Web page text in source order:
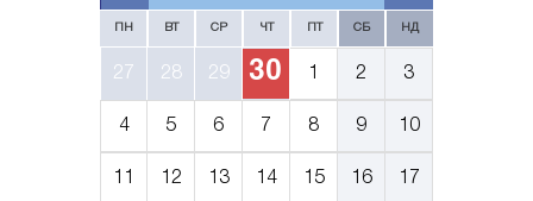
ПН ВТ СР ЧТ СБ НД
27 28 29 30 2 3
4 5 6 7 8 9 10
12 13 14 15 16 17